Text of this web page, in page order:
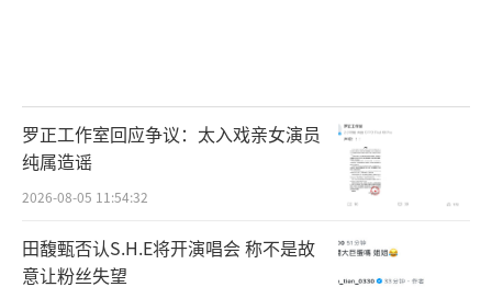
全方位传播高效赋能，节目构成巧妙的通
过游学展开，游学联动多维度品牌，进行多层
次植入，配合线上线下让消费者通过线上get同
款，线下校园打卡的方式和品牌接触绑定，更
罗正工作室回应争议：太入戏亲女演员
纯属造谣
2026-08-05 11:54:32
田馥甄否认S.H.E将开演唱会 称不是故
意让粉丝失望